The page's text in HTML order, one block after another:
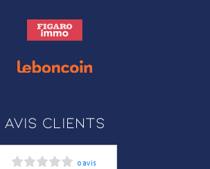
Avis clients
0 avis